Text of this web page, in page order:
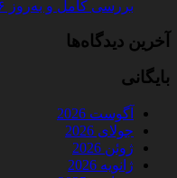
بررسی کامل و به‌روز ۲۰۲۶
آخرین دیدگاه‌ها
بایگانی
آگوست 2026
جولای 2026
ژوئن 2026
ژانویه 2026